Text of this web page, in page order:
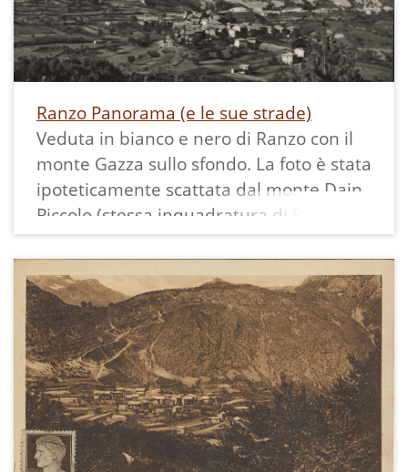
Ranzo Panorama (e le sue strade)
Veduta in bianco e nero di Ranzo con il
monte Gazza sullo sfondo. La foto è stata
ipoteticamente scattata dal monte Dain
Piccolo (stessa inquadratura di Ra 01)
Si vede la nuova strada, costruita negli
anni '50.
La cartolina, di dimensioni 15x10 cm, è
viaggiata. Presenta due francobolli di
Poste italiane, uno da 5 lire e uno da 10
lire dedicato ai giochi della XVII
olimpiade; posizionati sul retro e
timbrati con data 24 luglio 1961.